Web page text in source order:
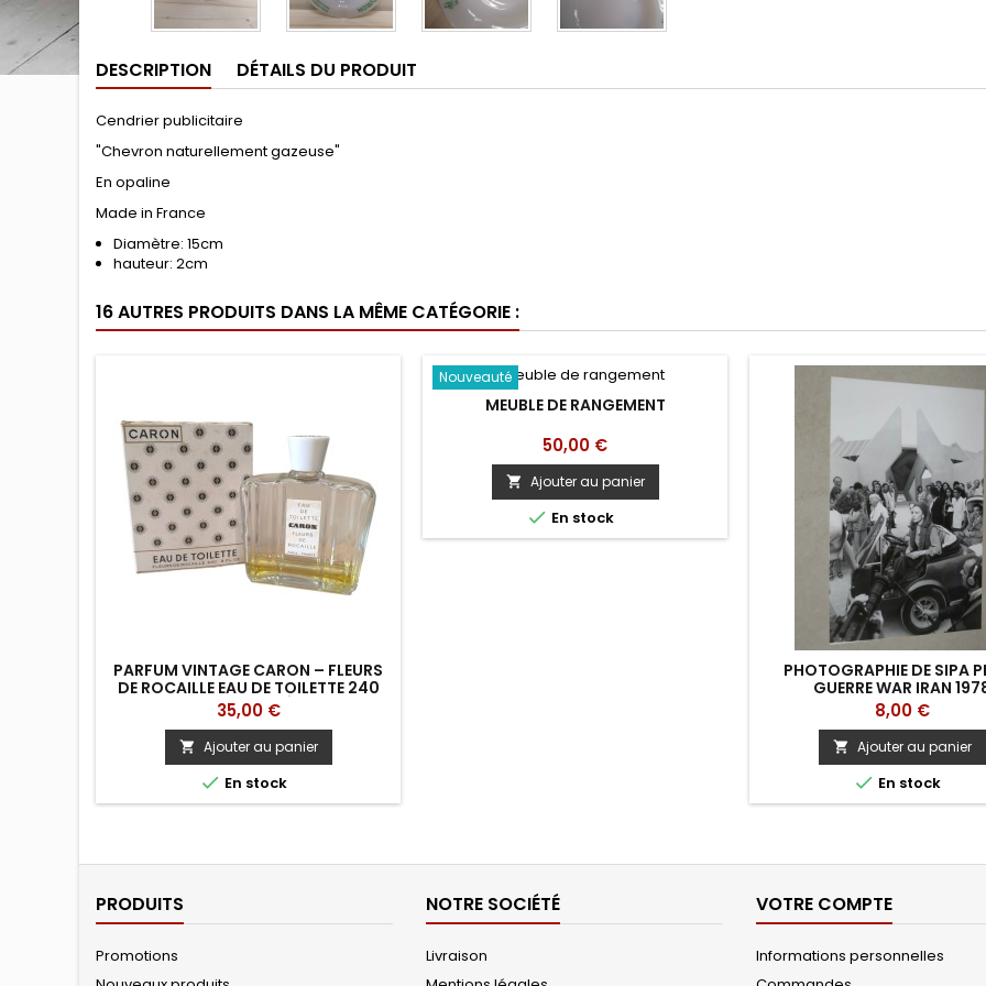
DESCRIPTION DÉTAILS DU PRODUIT
Cendrier publicitaire
"Chevron naturellement gazeuse"
En opaline
Made in France
Diamètre: 15cm
hauteur: 2cm
16 AUTRES PRODUITS DANS LA MÊME CATÉGORIE :
PARFUM VINTAGE CARON – FLEURS
DE ROCAILLE EAU DE TOILETTE 240
ML AVEC BOÎTE (ANNÉES 60-70)
Prix
35,00 €
 Ajouter au panier
 En stock
Nouveauté
MEUBLE DE RANGEMENT
Prix
50,00 €
 Ajouter au panier
 En stock
PHOTOGRAPHIE DE SIPA
GUERRE WAR IRAN
Prix
8,00 €
 Ajouter au panier
 En stock
PRODUITS
Promotions
NOTRE SOCIÉTÉ
Livraison
VOTRE COMPTE
Informations personnelles